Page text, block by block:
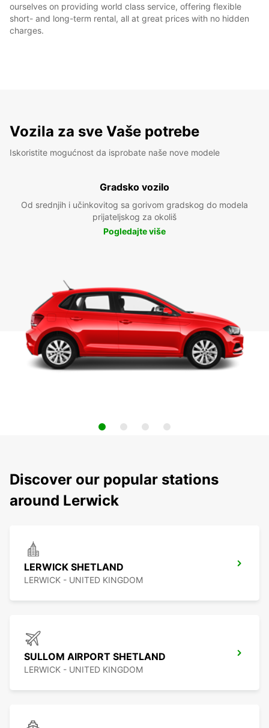
ourselves on providing world class service, offering flexible
short- and long-term rental, all at great prices with no hidden
charges.
Vozila za sve Vaše potrebe
Iskoristite mogućnost da isprobate naše nove modele
Gradsko vozilo
Od srednjih i učinkovitog sa gorivom gradskog do modela
prijateljskog za okoliš
Pogledajte više
Discover our popular stations
around Lerwick
LERWICK SHETLAND
LERWICK - UNITED KINGDOM
SULLOM AIRPORT SHETLAND
LERWICK - UNITED KINGDOM